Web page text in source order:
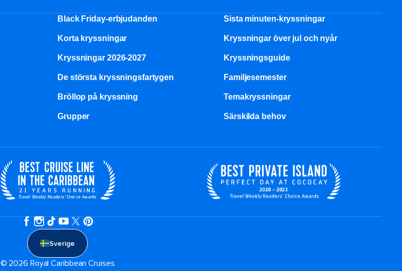
Black Friday-erbjudanden Sista minuten-kryssningar
Korta kryssningar Kryssningar över jul och nyår
Kryssningar 2026-2027 Kryssningsguide
De största kryssningsfartygen Familjesemester
Bröllop på kryssning Temakryssningar
Grupper Särskilda behov
Sverige
© 2026 Royal Caribbean Cruises